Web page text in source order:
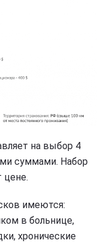
на выбор 4
суммами. Набор
цене.
имеются:
в больнице,
хронические